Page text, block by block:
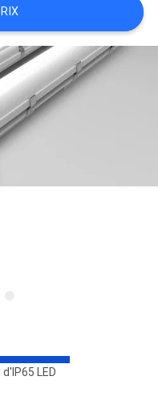
LED